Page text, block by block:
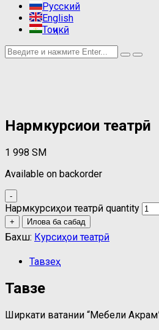
Русский
English
Тоҷикӣ
Нармкурсиҳои театрӣ
1 998 ЅМ
Available on backorder
-
Нармкурсиҳои театрӣ quantity
+ Илова ба сабад
Бахш: Курсиҳои театрӣ
Тавзеҳ
Тавзеҳ
Ширкати ватании “Мебели